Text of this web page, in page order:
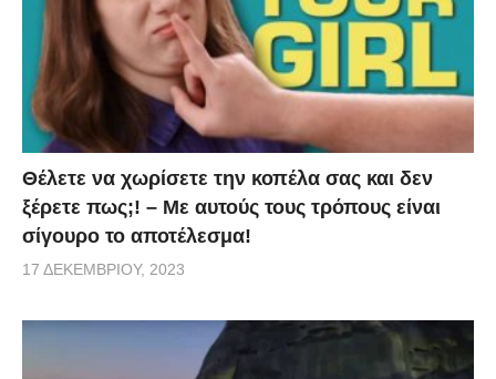
Θέλετε να χωρίσετε την κοπέλα σας και δεν
ξέρετε πως;! – Με αυτούς τους τρόπους είναι
σίγουρο το αποτέλεσμα!
17 ΔΕΚΕΜΒΡΊΟΥ, 2023